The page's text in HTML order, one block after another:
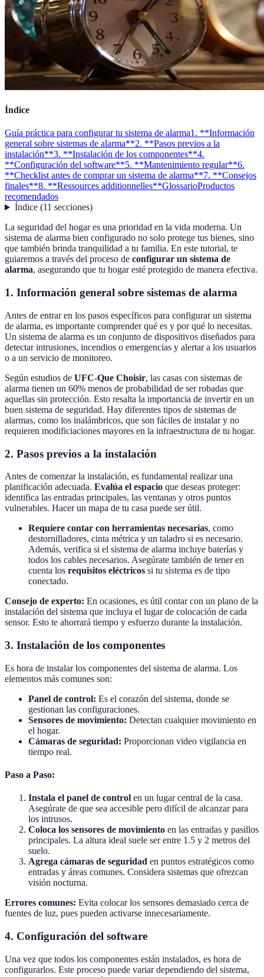
Índice
Guía práctica para configurar tu sistema de alarma1. **Información
general sobre sistemas de alarma**2. **Pasos previos a la
instalación**3. **Instalación de los componentes**4.
**Configuración del software**5. **Mantenimiento regular**6.
**Checklist antes de comprar un sistema de alarma**7. **Consejos
finales**8. **Ressources additionnelles**GlossarioProductos
recomendados
Índice(11 secciones)
La seguridad del hogar es una prioridad en la vida moderna. Un
sistema de alarma bien configurado no solo protege tus bienes, sino
que también brinda tranquilidad a tu familia. En este tutorial, te
guiaremos a través del proceso de configurar un sistema de
alarma, asegurando que tu hogar esté protegido de manera efectiva.
1. Información general sobre sistemas de alarma
Antes de entrar en los pasos específicos para configurar un sistema
de alarma, es importante comprender qué es y por qué lo necesitas.
Un sistema de alarma es un conjunto de dispositivos diseñados para
detectar intrusiones, incendios o emergencias y alertar a los usuarios
o a un servicio de monitoreo.
Según estudios de UFC-Que Choisir, las casas con sistemas de
alarma tienen un 60% menos de probabilidad de ser robadas que
aquellas sin protección. Esto resalta la importancia de invertir en un
buen sistema de seguridad. Hay diferentes tipos de sistemas de
alarmas, como los inalámbricos, que son fáciles de instalar y no
requieren modificiaciones mayores en la infraestructura de tu hogar.
2. Pasos previos a la instalación
Antes de comenzar la instalación, es fundamental realizar una
planificación adecuada. Evalúa el espacio que deseas proteger:
identifica las entradas principales, las ventanas y otros puntos
vulnerables. Hacer un mapa de tu casa puede ser útil.
Requiere contar con herramientas necesarias, como
destornilladores, cinta métrica y un taladro si es necesario.
Además, verifica si el sistema de alarma incluye baterías y
todos los cables necesarios. Asegúrate también de tener en
cuenta los requisitos eléctricos si tu sistema es de tipo
conectado.
Consejo de experto: En ocasiones, es útil contar con un plano de la
instalación del sistema que incluya el lugar de colocación de cada
sensor. Esto te ahorrará tiempo y esfuerzo durante la instalación.
3. Instalación de los componentes
Es hora de instalar los componentes del sistema de alarma. Los
elementos más comunes son:
Panel de control: Es el corazón del sistema, donde se
gestionan las configuraciones.
Sensores de movimiento: Detectan cualquier movimiento en
el hogar.
Cámaras de seguridad: Proporcionan video vigilancia en
tiempo real.
Paso a Paso:
Instala el panel de control en un lugar central de la casa.
Asegúrate de que sea accesible pero difícil de alcanzar para
los intrusos.
Coloca los sensores de movimiento en las entradas y pasillos
principales. La altura ideal suele ser entre 1.5 y 2 metros del
suelo.
Agrega cámaras de seguridad en puntos estratégicos como
entradas y áreas comunes. Considera sistemas que ofrezcan
visión nocturna.
Errores comunes: Evita colocar los sensores demasiado cerca de
fuentes de luz, pues pueden activarse innecesariamente.
4. Configuración del software
Una vez que todos los componentes están instalados, es hora de
configurarlos. Este proceso puede variar dependiendo del sistema,